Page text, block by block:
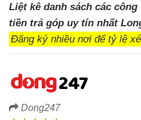
Liệt kê danh sách các
tiền trả góp uy tín nhất
Đăng ký nhiều nơi để tỷ lệ
Dong247